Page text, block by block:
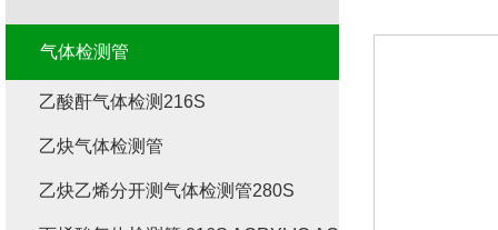
气体检测管
乙酸酐气体检测216S
乙炔气体检测管
乙炔乙烯分开测气体检测管280S